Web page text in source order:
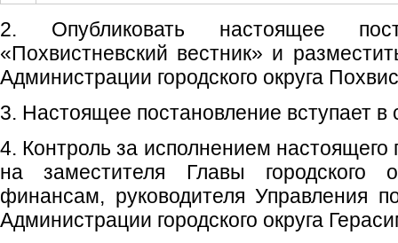
2. Опубликовать настоящее
«Похвистневский вестник» и
Администрации городского округа
3. Настоящее постановление вступает в
4. Контроль за исполнением настоящего
на заместителя Главы городского
финансам, руководителя Управления
Администрации городского округа